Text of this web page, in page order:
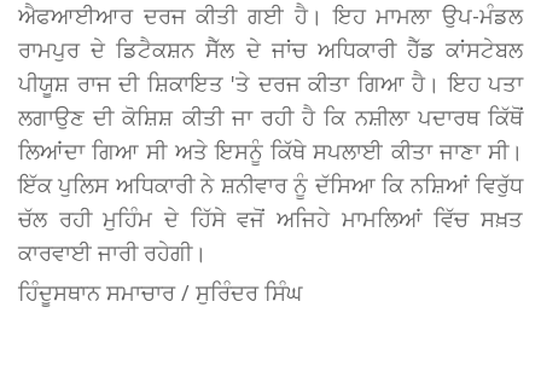
ਐਫਆਈਆਰ ਦਰਜ ਕੀਤੀ ਗਈ ਹੈ। ਇਹ ਮਾਮਲਾ ਉਪ-ਮੰਡਲ
ਰਾਮਪੁਰ ਦੇ ਡਿਟੈਕਸ਼ਨ ਸੈੱਲ ਦੇ ਜਾਂਚ ਅਧਿਕਾਰੀ ਹੈੱਡ ਕਾਂਸਟੇਬਲ
ਪੀਯੂਸ਼ ਰਾਜ ਦੀ ਸ਼ਿਕਾਇਤ 'ਤੇ ਦਰਜ ਕੀਤਾ ਗਿਆ ਹੈ। ਇਹ ਪਤਾ
ਲਗਾਉਣ ਦੀ ਕੋਸ਼ਿਸ਼ ਕੀਤੀ ਜਾ ਰਹੀ ਹੈ ਕਿ ਨਸ਼ੀਲਾ ਪਦਾਰਥ ਕਿੱਥੋਂ
ਲਿਆਂਦਾ ਗਿਆ ਸੀ ਅਤੇ ਇਸਨੂੰ ਕਿੱਥੇ ਸਪਲਾਈ ਕੀਤਾ ਜਾਣਾ ਸੀ।
ਇੱਕ ਪੁਲਿਸ ਅਧਿਕਾਰੀ ਨੇ ਸ਼ਨੀਵਾਰ ਨੂੰ ਦੱਸਿਆ ਕਿ ਨਸ਼ਿਆਂ ਵਿਰੁੱਧ
ਚੱਲ ਰਹੀ ਮੁਹਿੰਮ ਦੇ ਹਿੱਸੇ ਵਜੋਂ ਅਜਿਹੇ ਮਾਮਲਿਆਂ ਵਿੱਚ ਸਖ਼ਤ
ਕਾਰਵਾਈ ਜਾਰੀ ਰਹੇਗੀ।
ਹਿੰਦੂਸਥਾਨ ਸਮਾਚਾਰ / ਸੁਰਿੰਦਰ ਸਿੰਘ